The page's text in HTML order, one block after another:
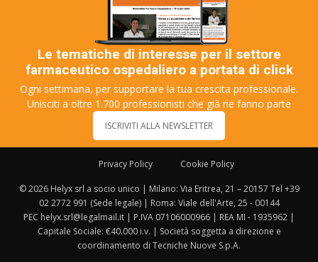
Le tematiche di interesse per il settore
farmaceutico ospedaliero a portata di click
Ogni settimana, per supportare la tua crescita professionale.
Unisciti a oltre 1.700 professionisti che già ne fanno parte
ISCRIVITI ALLA NEWSLETTER
Privacy Policy Cookie Policy
© 2026 Helyx srl a socio unico | Milano: Via Eritrea, 21 – 20157 Tel +39
02 2772 991 (Sede legale) | Roma: Viale dell'Arte, 25 - 00144
PEC helyx.srl@legalmail.it | P.IVA 07106000966 | REA MI - 1935962 |
Capitale Sociale: €40.000 i.v. | Società soggetta a direzione e
coordinamento di Tecniche Nuove S.p.A.